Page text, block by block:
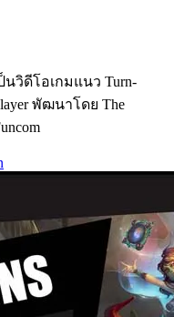
ป็นวิดีโอเกมแนว Turn-
พัฒนาโดย The